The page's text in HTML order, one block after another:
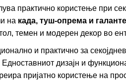
практично користење при
на када, туш-опрема и
темен и модерен декор во
и практично за
дизајн и
пријатно користење на